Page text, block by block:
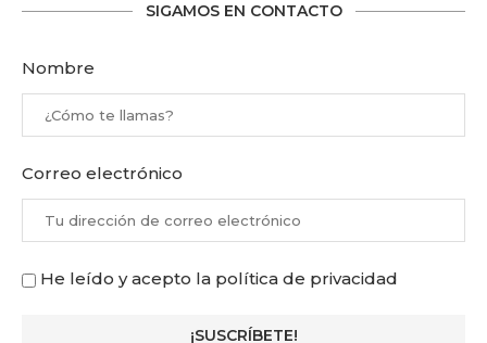
SIGAMOS EN CONTACTO
Nombre
Correo electrónico
He leído y acepto la política de privacidad